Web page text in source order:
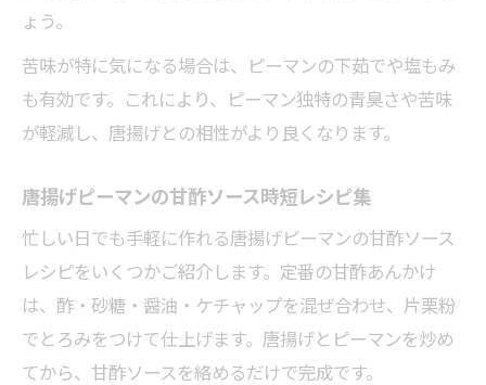
ょう。
苦味が特に気になる場合は、ピーマンの下茹でや塩もみ
も有効です。これにより、ピーマン独特の青臭さや苦味
が軽減し、唐揚げとの相性がより良くなります。
唐揚げピーマンの甘酢ソース時短レシピ集
忙しい日でも手軽に作れる唐揚げピーマンの甘酢ソース
レシピをいくつかご紹介します。定番の甘酢あんかけ
は、酢・砂糖・醤油・ケチャップを混ぜ合わせ、片栗粉
でとろみをつけて仕上げます。唐揚げとピーマンを炒め
てから、甘酢ソースを絡めるだけで完成です。